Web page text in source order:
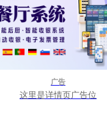
广告
这里是详情页广告位